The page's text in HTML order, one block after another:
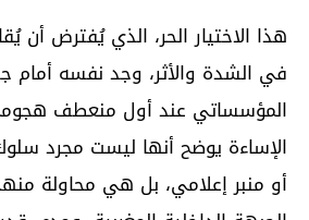
هذا الاختيار الحر، الذي يُفترض أن
في الشدة والأثر، وجد نفسه أمام
المؤسساتي عند أول منعطف
الإساءة يوضح أنها ليست مجرد
أو منبر إعلامي، بل هي محاولة